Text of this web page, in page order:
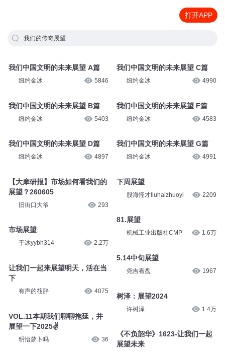
打开APP
我们的传奇展望
我们中国文明的未来展望 A篇
纽约金冰 5846
我们中国文明的未来展望 B篇
纽约金冰 5403
我们中国文明的未来展望 D篇
纽约金冰 4897
【大摩研报】市场如何看我们的
展望？260605
旧街口大爷 293
市场展望
于冰yybh314 2.2万
让我们一起来展望明天，活在当
下
有声的筱胖 4075
VOL.11本期我们聊聊拖延，并
展望一下2025✌
明悟萝卜吗 36
我们中国文明的未来展望 C篇
纽约金冰 4990
我们中国文明的未来展望 F篇
纽约金冰 4583
我们中国文明的未来展望 G篇
纽约金冰 4991
下周展望
股海怪才liuhaizhuoyi 2209
81.展望
机械工业出版社CMP 1.6万
5.14中旬展望
尧吉看盘 1967
树泽：展望2024
许树泽 1.4万
《不负韶华》1623-让我们一起
展望未来